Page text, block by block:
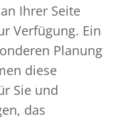
Ihrer Seite
Verfügung. Ein
Planung
diese
Sie und
das